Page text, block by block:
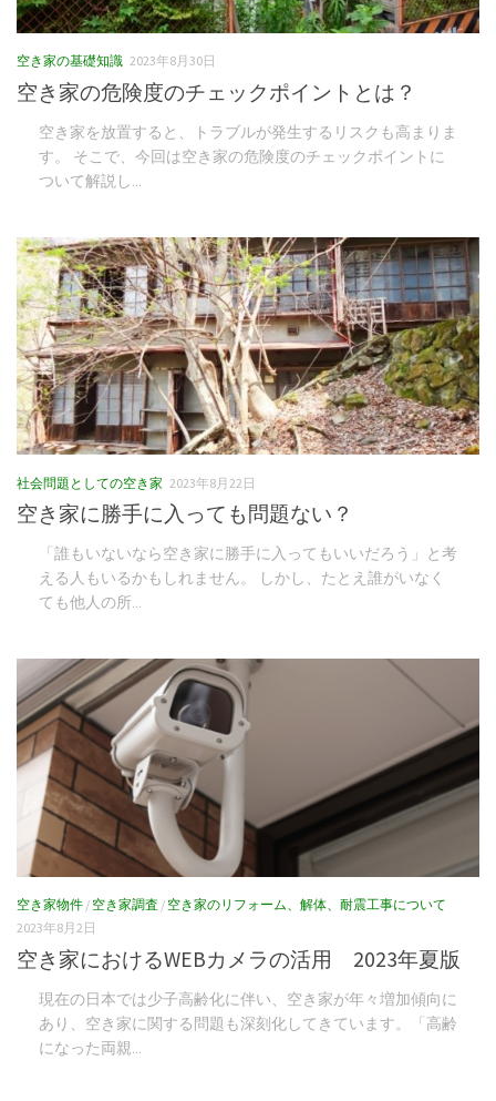
空き家の基礎知識 2023年8月30日
空き家の危険度のチェックポイントとは？
空き家を放置すると、トラブルが発生するリスクも高まりま
す。 そこで、今回は空き家の危険度のチェックポイントに
ついて解説し...
社会問題としての空き家 2023年8月22日
空き家に勝手に入っても問題ない？
「誰もいないなら空き家に勝手に入ってもいいだろう」と考
える人もいるかもしれません。 しかし、たとえ誰がいなく
ても他人の所...
空き家物件 / 空き家調査 / 空き家のリフォーム、解体、耐震工事について
2023年8月2日
空き家におけるWEBカメラの活用 2023年夏版
現在の日本では少子高齢化に伴い、空き家が年々増加傾向に
あり、空き家に関する問題も深刻化してきています。「高齢
になった両親...